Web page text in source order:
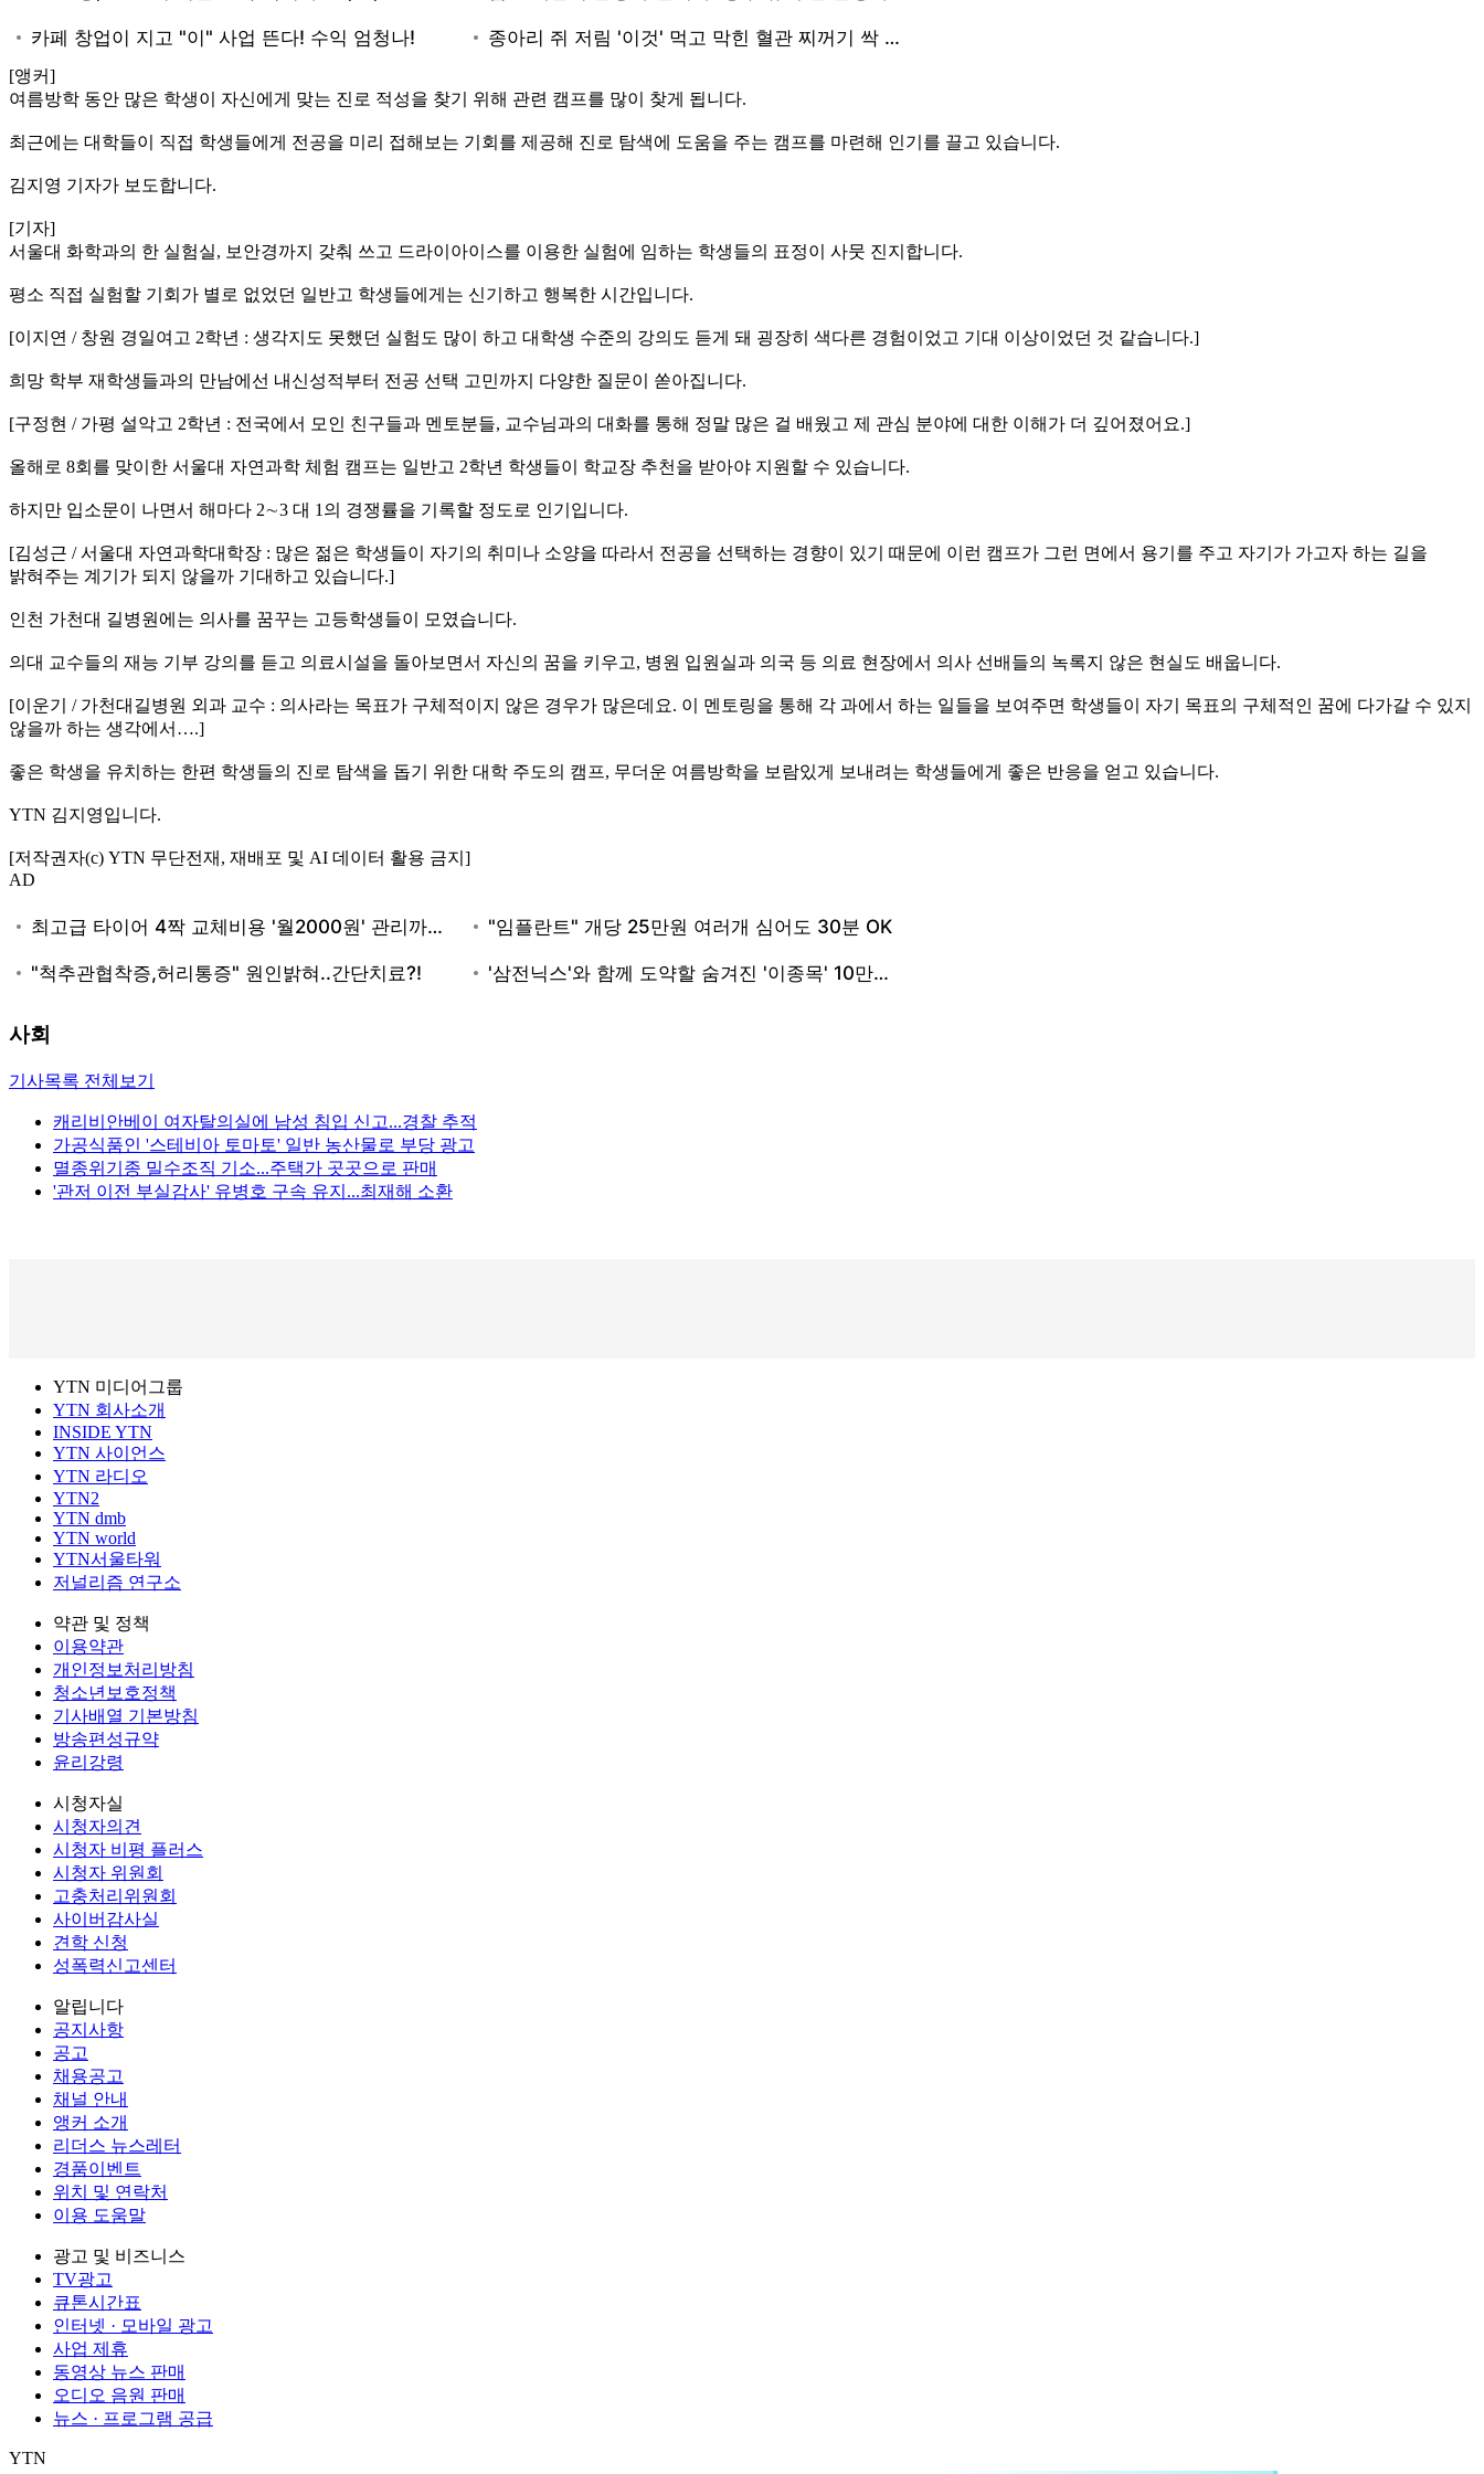
[앵커]
여름방학 동안 많은 학생이 자신에게 맞는 진로 적성을 찾기 위해 관련 캠프를 많이 찾게 됩니다.
최근에는 대학들이 직접 학생들에게 전공을 미리 접해보는 기회를 제공해 진로 탐색에 도움을 주는 캠프를 마련해 인기를 끌고 있습니다.
김지영 기자가 보도합니다.
[기자]
서울대 화학과의 한 실험실, 보안경까지 갖춰 쓰고 드라이아이스를 이용한 실험에 임하는 학생들의 표정이 사뭇 진지합니다.
평소 직접 실험할 기회가 별로 없었던 일반고 학생들에게는 신기하고 행복한 시간입니다.
[이지연 / 창원 경일여고 2학년 : 생각지도 못했던 실험도 많이 하고 대학생 수준의 강의도 듣게 돼 굉장히 색다른 경험이었고 기대 이상이었던 것 같습니다.]
희망 학부 재학생들과의 만남에선 내신성적부터 전공 선택 고민까지 다양한 질문이 쏟아집니다.
[구정현 / 가평 설악고 2학년 : 전국에서 모인 친구들과 멘토분들, 교수님과의 대화를 통해 정말 많은 걸 배웠고 제 관심 분야에 대한 이해가 더 깊어졌어요.]
올해로 8회를 맞이한 서울대 자연과학 체험 캠프는 일반고 2학년 학생들이 학교장 추천을 받아야 지원할 수 있습니다.
하지만 입소문이 나면서 해마다 2∼3 대 1의 경쟁률을 기록할 정도로 인기입니다.
[김성근 / 서울대 자연과학대학장 : 많은 젊은 학생들이 자기의 취미나 소양을 따라서 전공을 선택하는 경향이 있기 때문에 이런 캠프가 그런 면에서 용기를 주고 자기가 가고자 하는 길을
밝혀주는 계기가 되지 않을까 기대하고 있습니다.]
인천 가천대 길병원에는 의사를 꿈꾸는 고등학생들이 모였습니다.
의대 교수들의 재능 기부 강의를 듣고 의료시설을 돌아보면서 자신의 꿈을 키우고, 병원 입원실과 의국 등 의료 현장에서 의사 선배들의 녹록지 않은 현실도 배웁니다.
[이운기 / 가천대길병원 외과 교수 : 의사라는 목표가 구체적이지 않은 경우가 많은데요. 이 멘토링을 통해 각 과에서 하는 일들을 보여주면 학생들이 자기 목표의 구체적인 꿈에 다가갈 수 있지
않을까 하는 생각에서….]
좋은 학생을 유치하는 한편 학생들의 진로 탐색을 돕기 위한 대학 주도의 캠프, 무더운 여름방학을 보람있게 보내려는 학생들에게 좋은 반응을 얻고 있습니다.
YTN 김지영입니다.
[저작권자(c) YTN 무단전재, 재배포 및 AI 데이터 활용 금지]
AD
사회
기사목록 전체보기
캐리비안베이 여자탈의실에 남성 침입 신고...경찰 추적
가공식품인 '스테비아 토마토' 일반 농산물로 부당 광고
멸종위기종 밀수조직 기소...주택가 곳곳으로 판매
'관저 이전 부실감사' 유병호 구속 유지...최재해 소환
YTN 미디어그룹
YTN 회사소개
INSIDE YTN
YTN 사이언스
YTN 라디오
YTN2
YTN dmb
YTN world
YTN서울타워
저널리즘 연구소
약관 및 정책
이용약관
개인정보처리방침
청소년보호정책
기사배열 기본방침
방송편성규약
윤리강령
시청자실
시청자의견
시청자 비평 플러스
시청자 위원회
고충처리위원회
사이버감사실
견학 신청
성폭력신고센터
알립니다
공지사항
공고
채용공고
채널 안내
앵커 소개
리더스 뉴스레터
경품이벤트
위치 및 연락처
이용 도움말
광고 및 비즈니스
TV광고
큐톤시간표
인터넷 · 모바일 광고
사업 제휴
동영상 뉴스 판매
오디오 음원 판매
뉴스 · 프로그램 공급
YTN